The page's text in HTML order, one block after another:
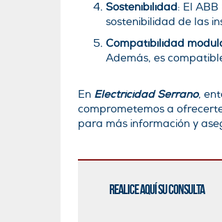
Sostenibilidad: El
sostenibilidad de las
Compatibilidad
Además, es
En Electricidad Serrano,
comprometemos a
para más información y
Realice aquí su consulta